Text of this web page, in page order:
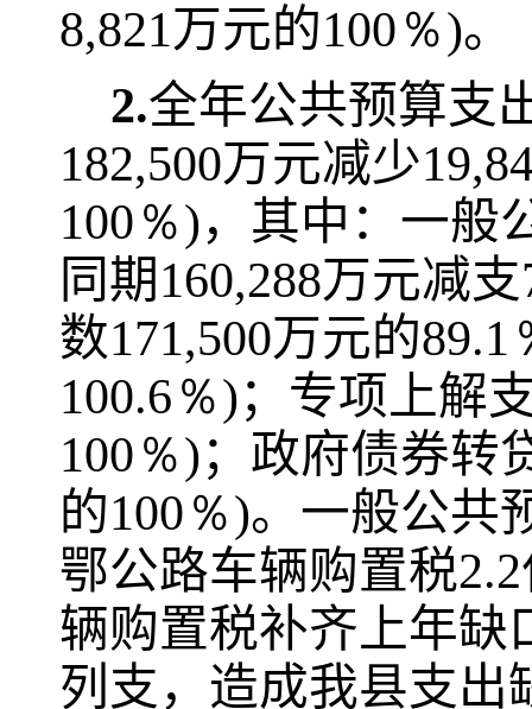
8,821万元的100％)。
2.全年公共预算支
182,500万元减少
100％)，其中：一般
同期160,288万元减支
数171,500万元的89.1
100.6％)；专项上解
100％)；政府债券转
的100％)。一般公共
鄂公路车辆购置税2.2
辆购置税补齐上年缺
列支，造成我县支出